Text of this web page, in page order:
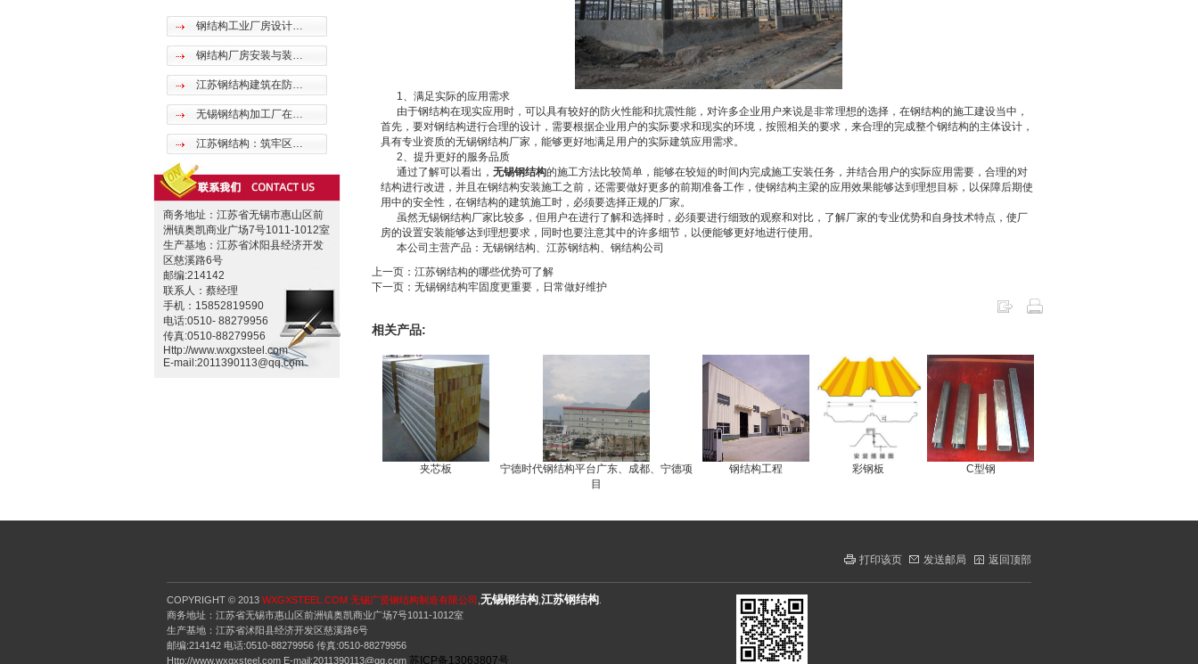
钢结构工业厂房设计…
钢结构厂房安装与装…
江苏钢结构建筑在防…
无锡钢结构加工厂在…
江苏钢结构：筑牢区…
商务地址：江苏省无锡市惠山区前
洲镇奥凯商业广场7号1011-1012室
生产基地：江苏省沭阳县经济开发
区慈溪路6号
邮编:214142
联系人：蔡经理
手机：15852819590
电话:0510- 88279956
传真:0510-88279956
Http://www.wxgxsteel.com
E-mail:2011390113@qq.com
1、满足实际的应用需求
由于钢结构在现实应用时，可以具有较好的防火性能和抗震性能，对许多企业用户来说是非常理想的选择，在钢结构的施工建设当中，
首先，要对钢结构进行合理的设计，需要根据企业用户的实际要求和现实的环境，按照相关的要求，来合理的完成整个钢结构的主体设计，
具有专业资质的无锡钢结构厂家，能够更好地满足用户的实际建筑应用需求。
2、提升更好的服务品质
通过了解可以看出， 无锡钢结构的施工方法比较简单，能够在较短的时间内完成施工安装任务，并结合用户的实际应用需要，合理的对
结构进行改进，并且在钢结构安装施工之前，还需要做好更多的前期准备工作，使钢结构主梁的应用效果能够达到理想目标，以保障后期使
用中的安全性，在钢结构的建筑施工时，必须要选择正规的厂家。
虽然无锡钢结构厂家比较多，但用户在进行了解和选择时，必须要进行细致的观察和对比，了解厂家的专业优势和自身技术特点，使厂
房的设置安装能够达到理想要求，同时也要注意其中的许多细节，以便能够更好地进行使用。
本公司主营产品：无锡钢结构、江苏钢结构、钢结构公司
上一页：江苏钢结构的哪些优势可了解
下一页：无锡钢结构牢固度更重要，日常做好维护
相关产品:
夹芯板
宁德时代钢结构平台广东、成都、宁德项
目
钢结构工程 彩钢板 C型钢
打印该页 发送邮局 返回顶部
COPYRIGHT © 2013 WXGXSTEEL.COM 无锡广贤钢结构制造有限公司 无锡钢结构 江苏钢结构
商务地址：江苏省无锡市惠山区前洲镇奥凯商业广场7号1011-1012室
生产基地：江苏省沭阳县经济开发区慈溪路6号
邮编:214142 电话:0510-88279956 传真:0510-88279956
Http://www.wxgxsteel.com E-mail:2011390113@qq.com 苏ICP备13063807号